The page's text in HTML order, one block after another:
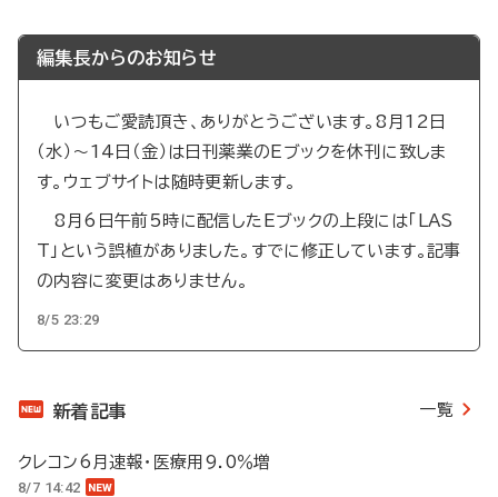
編集長からのお知らせ
いつもご愛読頂き、ありがとうございます。8月12日
（水）～14日（金）は日刊薬業のEブックを休刊に致しま
す。ウェブサイトは随時更新します。
8月6日午前5時に配信したEブックの上段には「LAS
T」という誤植がありました。すでに修正しています。記事
の内容に変更はありません。
8/5 23:29
新着記事 一覧
クレコン6月速報・医療用9.0％増
8/7 14:42